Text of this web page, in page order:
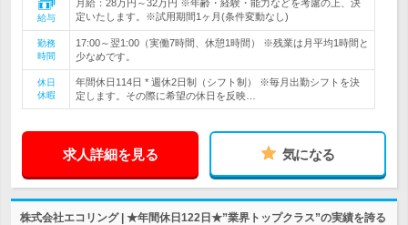
給与
月給：28万円～32万円 ※年齢・経験・能力などを考慮の上、決
定いたします。※試用期間1ヶ月(条件変動なし)
勤務
時間
17:00～翌1:00（実働7時間、休憩1時間） ※残業は月平均1時間と
少なめです。
休日
休暇
年間休日114日 * 週休2日制（シフト制） ※毎月出勤シフトを決
定します。その際に希望の休日を反映…
求人詳細を見る 気になる
株式会社エコリング | ★年間休日122日★”業界トップクラス”の実績を誇る